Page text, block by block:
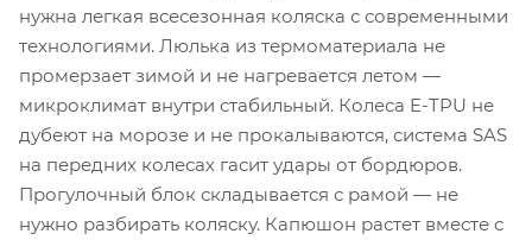
нужна легкая всесезонная коляска с современными
технологиями. Люлька из термоматериала не
промерзает зимой и не нагревается летом —
микроклимат внутри стабильный. Колеса E-TPU не
дубеют на морозе и не прокалываются, система SAS
на передних колесах гасит удары от бордюров.
Прогулочный блок складывается с рамой — не
нужно разбирать коляску. Капюшон растет вместе с